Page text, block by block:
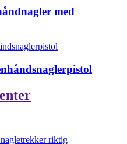
med